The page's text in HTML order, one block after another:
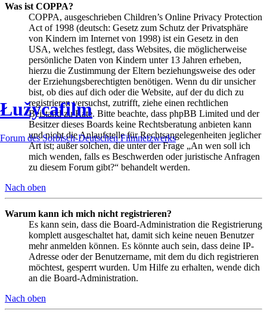
Łužycafilm
Forum des Sorbisch-Deutschen Filmnetzwerks
Was ist COPPA?
COPPA, ausgeschrieben Children’s Online Privacy Protection
Act of 1998 (deutsch: Gesetz zum Schutz der Privatsphäre
von Kindern im Internet von 1998) ist ein Gesetz in den
USA, welches festlegt, dass Websites, die möglicherweise
persönliche Daten von Kindern unter 13 Jahren erheben,
hierzu die Zustimmung der Eltern beziehungsweise des oder
der Erziehungsberechtigten benötigen. Wenn du dir unsicher
bist, ob dies auf dich oder die Website, auf der du dich zu
registrieren versuchst, zutrifft, ziehe einen rechtlichen
Beistand zu Rate. Bitte beachte, dass phpBB Limited und der
Besitzer dieses Boards keine Rechtsberatung anbieten kann
und nicht die Anlaufstelle für Rechtsangelegenheiten jeglicher
Art ist; außer solchen, die unter der Frage „An wen soll ich
mich wenden, falls es Beschwerden oder juristische Anfragen
zu diesem Forum gibt?“ behandelt werden.
Nach oben
Warum kann ich mich nicht registrieren?
Es kann sein, dass die Board-Administration die Registrierung
komplett ausgeschaltet hat, damit sich keine neuen Benutzer
mehr anmelden können. Es könnte auch sein, dass deine IP-
Adresse oder der Benutzername, mit dem du dich registrieren
möchtest, gesperrt wurden. Um Hilfe zu erhalten, wende dich
an die Board-Administration.
Nach oben